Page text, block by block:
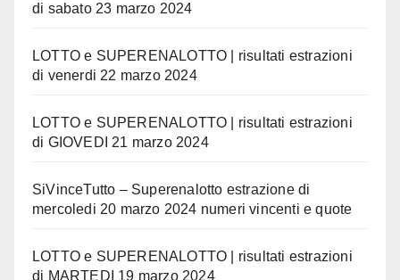
di sabato 23 marzo 2024
LOTTO e SUPERENALOTTO | risultati estrazioni
di venerdi 22 marzo 2024
LOTTO e SUPERENALOTTO | risultati estrazioni
di GIOVEDI 21 marzo 2024
SiVinceTutto – Superenalotto estrazione di
mercoledi 20 marzo 2024 numeri vincenti e quote
LOTTO e SUPERENALOTTO | risultati estrazioni
di MARTEDI 19 marzo 2024